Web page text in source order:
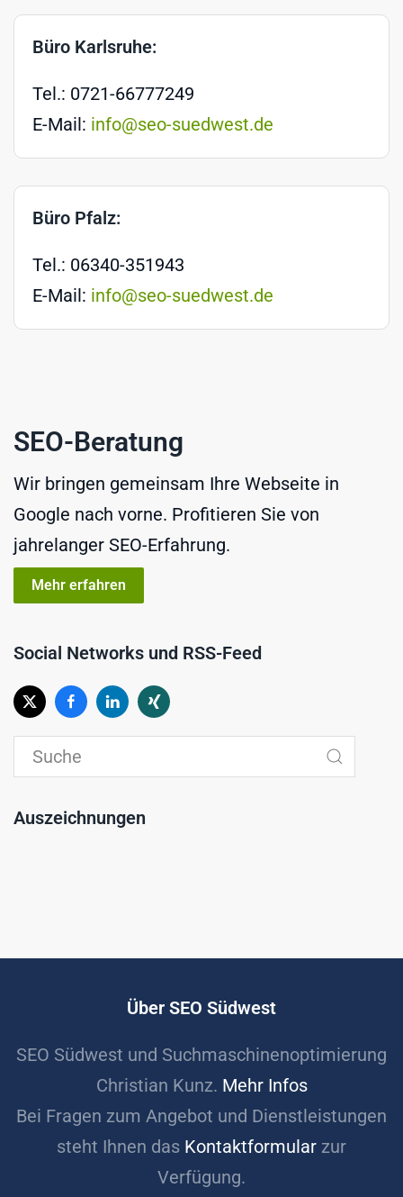
Büro Karlsruhe:
Tel.: 0721-66777249
E-Mail: info@seo-suedwest.de
Büro Pfalz:
Tel.: 06340-351943
E-Mail: info@seo-suedwest.de
SEO-Beratung
Wir bringen gemeinsam Ihre Webseite in
Google nach vorne. Profitieren Sie von
jahrelanger SEO-Erfahrung.
Mehr erfahren
Social Networks und RSS-Feed
Auszeichnungen
Über SEO Südwest
SEO Südwest und Suchmaschinenoptimierung
Christian Kunz. Mehr Infos
Bei Fragen zum Angebot und Dienstleistungen
steht Ihnen das Kontaktformular zur
Verfügung.